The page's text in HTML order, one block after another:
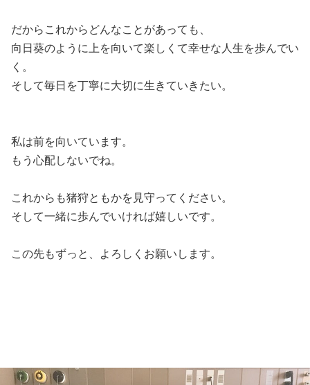
だからこれからどんなことがあっても、
向日葵のように上を向いて楽しくて幸せな人生を歩んでい
く。
そして毎日を丁寧に大切に生きていきたい。
私は前を向いています。
もう心配しないでね。
これからも猪狩ともかを見守ってください。
そして一緒に歩んでいければ嬉しいです。
この先もずっと、よろしくお願いします。